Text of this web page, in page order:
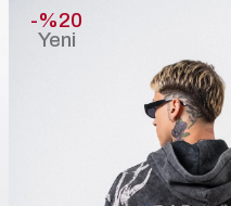
%20
Yeni